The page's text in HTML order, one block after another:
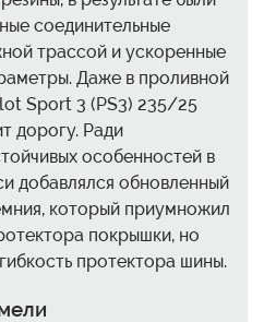
соединительные
трассой и ускоренные
Даже в проливной
Sport 3 (PS3) 235/25
дорогу. Ради
особенностей в
добавлялся обновленный
который приумножил
покрышки, но
протектора шины.